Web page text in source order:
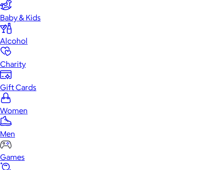
Baby & Kids
Alcohol
Charity
Gift Cards
Women
Men
Games